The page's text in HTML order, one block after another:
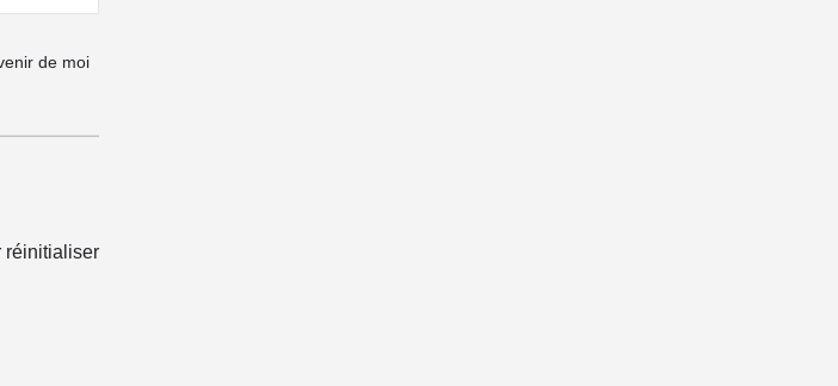
de moi
réinitialiser